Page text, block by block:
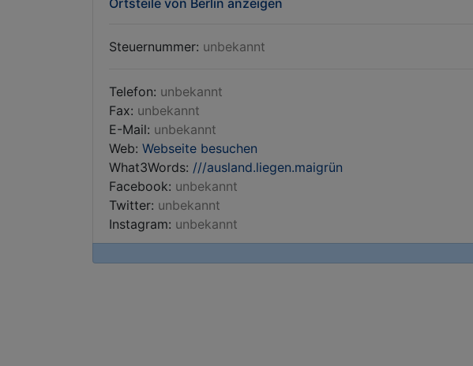
Ortsteile von Berlin anzeigen
Steuernummer: unbekannt
Telefon: unbekannt
Fax: unbekannt
E-Mail: unbekannt
Web: Webseite besuchen
What3Words: ///ausland.liegen.maigrün
Facebook: unbekannt
Twitter: unbekannt
Instagram: unbekannt